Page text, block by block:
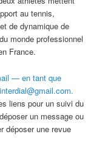
au tennis,
de dynamique de
monde professionnel
France.
— en tant que
liens pour un suivi du
un message ou
déposer une revue